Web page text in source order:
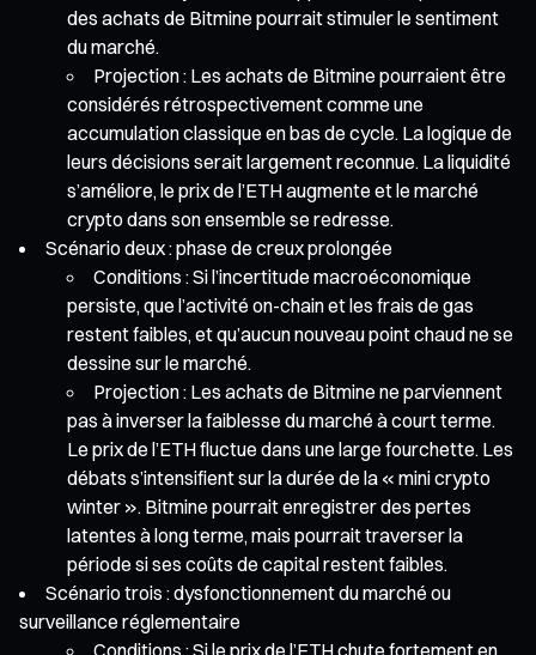
des achats de Bitmine pourrait stimuler le sentiment
du marché.
Projection : Les achats de Bitmine pourraient être
considérés rétrospectivement comme une
accumulation classique en bas de cycle. La logique de
leurs décisions serait largement reconnue. La liquidité
s’améliore, le prix de l’ETH augmente et le marché
crypto dans son ensemble se redresse.
Scénario deux : phase de creux prolongée
Conditions : Si l’incertitude macroéconomique
persiste, que l’activité on-chain et les frais de gas
restent faibles, et qu’aucun nouveau point chaud ne se
dessine sur le marché.
Projection : Les achats de Bitmine ne parviennent
pas à inverser la faiblesse du marché à court terme.
Le prix de l’ETH fluctue dans une large fourchette. Les
débats s’intensifient sur la durée de la « mini crypto
winter ». Bitmine pourrait enregistrer des pertes
latentes à long terme, mais pourrait traverser la
période si ses coûts de capital restent faibles.
Scénario trois : dysfonctionnement du marché ou
surveillance réglementaire
Conditions : Si le prix de l’ETH chute fortement en